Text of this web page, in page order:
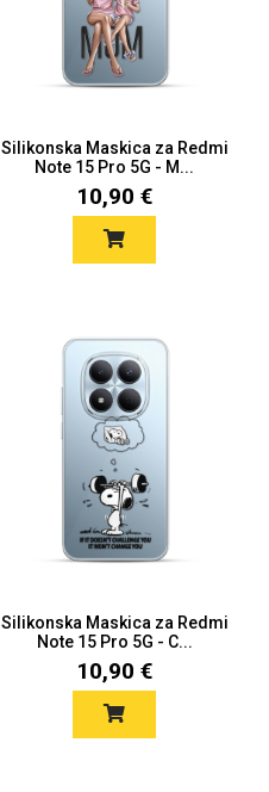
Silikonska Maskica za Redmi
Note 15 Pro 5G - M...
10,90 €
Silikonska Maskica za Redmi
Note 15 Pro 5G - C...
10,90 €